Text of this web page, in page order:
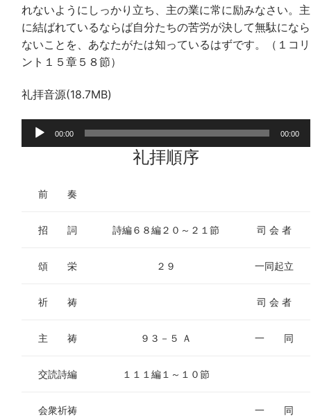
れないようにしっかり立ち、主の業に常に励みなさい。主
に結ばれているならば自分たちの苦労が決して無駄になら
ないことを、あなたがたは知っているはずです。（１コリ
ント１５章５８節）
礼拝音源(18.7MB)
声
00:00 00:00
礼拝順序
前 奏
招 詞 詩編６８編２０～２１節 司 会 者
頌 栄 ２９ 一同起立
祈 祷 司 会 者
主 祷 ９３－５ Ａ 一 同
交読詩編 １１１編１～１０節
会衆祈祷 一 同